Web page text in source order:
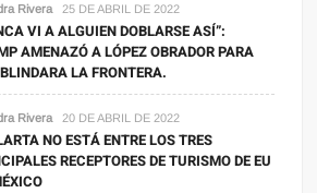
Rivera 25 DE ABRIL DE 2022
VI A ALGUIEN DOBLARSE ASÍ”:
AMENAZÓ A LÓPEZ OBRADOR PARA
LA FRONTERA.
Rivera 20 DE ABRIL DE 2022
NO ESTÁ ENTRE LOS TRES
RECEPTORES DE TURISMO DE EU